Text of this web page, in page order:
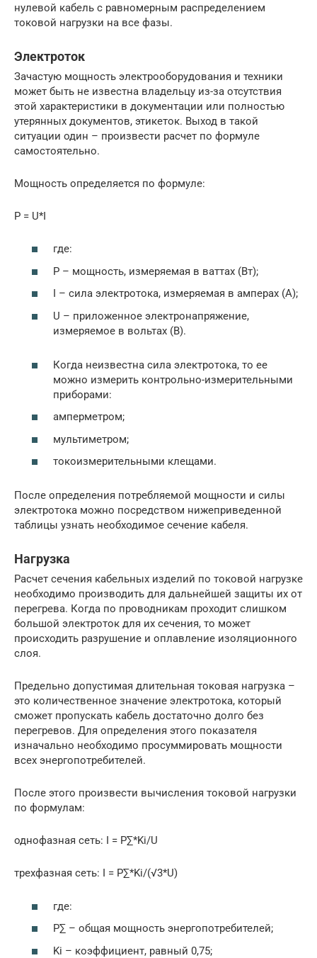
нулевой кабель с равномерным распределением
токовой нагрузки на все фазы.
Электроток
Зачастую мощность электрооборудования и техники
может быть не известна владельцу из-за отсутствия
этой характеристики в документации или полностью
утерянных документов, этикеток. Выход в такой
ситуации один – произвести расчет по формуле
самостоятельно.
Мощность определяется по формуле:
P = U*I
где:
Р – мощность, измеряемая в ваттах (Вт);
I – сила электротока, измеряемая в амперах (А);
U – приложенное электронапряжение,
измеряемое в вольтах (В).
Когда неизвестна сила электротока, то ее
можно измерить контрольно-измерительными
приборами:
амперметром;
мультиметром;
токоизмерительными клещами.
После определения потребляемой мощности и силы
электротока можно посредством нижеприведенной
таблицы узнать необходимое сечение кабеля.
Нагрузка
Расчет сечения кабельных изделий по токовой нагрузке
необходимо производить для дальнейшей защиты их от
перегрева. Когда по проводникам проходит слишком
большой электроток для их сечения, то может
происходить разрушение и оплавление изоляционного
слоя.
Предельно допустимая длительная токовая нагрузка –
это количественное значение электротока, который
сможет пропускать кабель достаточно долго без
перегревов. Для определения этого показателя
изначально необходимо просуммировать мощности
всех энергопотребителей.
После этого произвести вычисления токовой нагрузки
по формулам:
однофазная сеть: I = P∑*Ki/U
трехфазная сеть: I = P∑*Ki/(√3*U)
где:
P∑ – общая мощность энергопотребителей;
Ki – коэффициент, равный 0,75;